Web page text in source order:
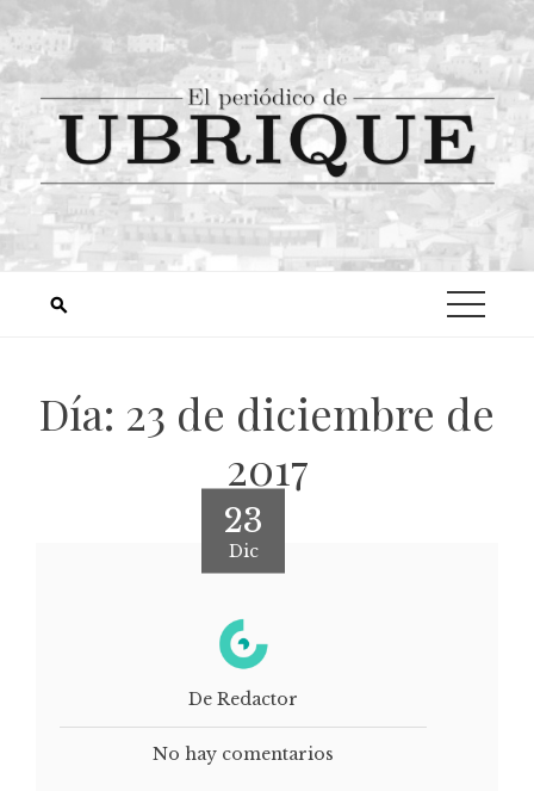
Día: 23 de diciembre de
2017
23
Dic
De Redactor
No hay comentarios